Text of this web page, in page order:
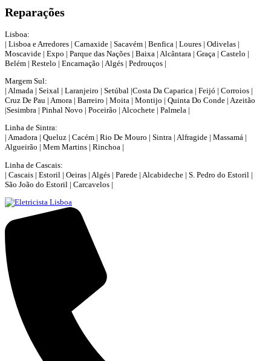
Reparações
Lisboa:
| Lisboa e Arredores | Carnaxide | Sacavém | Benfica | Loures | Odivelas |
Moscavide | Expo | Parque das Nações | Baixa | Alcântara | Graça | Castelo |
Belém | Restelo | Encarnação | Algés | Pedrouços |
Margem Sul:
| Almada | Seixal | Laranjeiro | Setúbal |Costa Da Caparica | Feijó | Corroios |
Cruz De Pau | Amora | Barreiro | Moita | Montijo | Quinta Do Conde | Azeitão
|Sesimbra | Pinhal Novo | Poceirão | Alcochete | Palmela |
Linha de Sintra:
| Amadora | Queluz | Cacém | Rio De Mouro | Sintra | Alfragide | Massamá |
Algueirão | Mem Martins | Rinchoa |
Linha de Cascais:
| Cascais | Estoril | Oeiras | Algés | Parede | Alcabideche | S. Pedro do Estoril |
São João do Estoril | Carcavelos |